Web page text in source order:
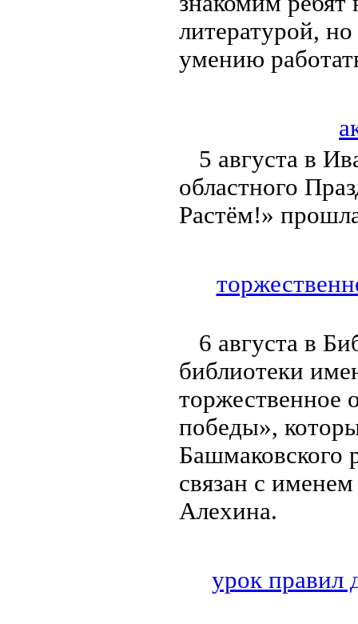
литературой,
умению
5 августа в
областного
Растём!»
6 августа в
библиотеки
торжественное
победы»,
Башмаковского
связан с
Алехина.
урок правил